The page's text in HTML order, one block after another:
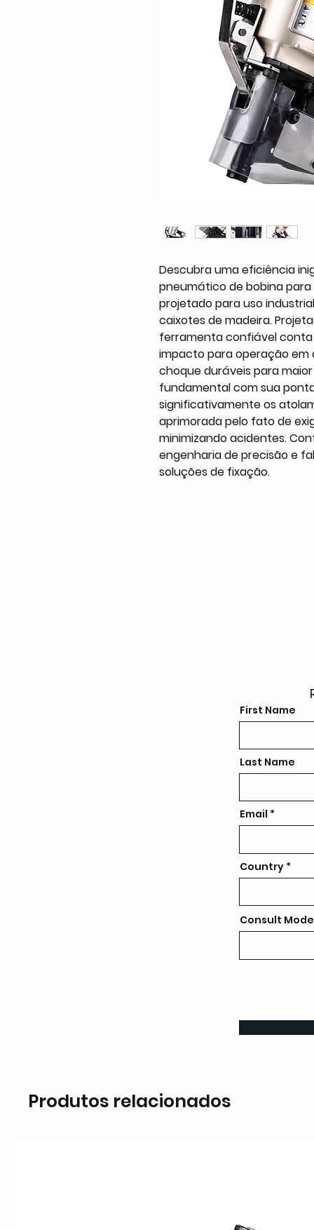
Descubra uma eficiência
pneumático de bobina para
projetado para uso
caixotes de madeira.
ferramenta confiável
impacto para operação em
choque duráveis para
fundamental com sua
significativamente os
aprimorada pelo fato de
minimizando acidentes.
engenharia de precisão e
soluções de fixação.
First Name
Last Name
Email
Country
Consult
Produtos relacionados